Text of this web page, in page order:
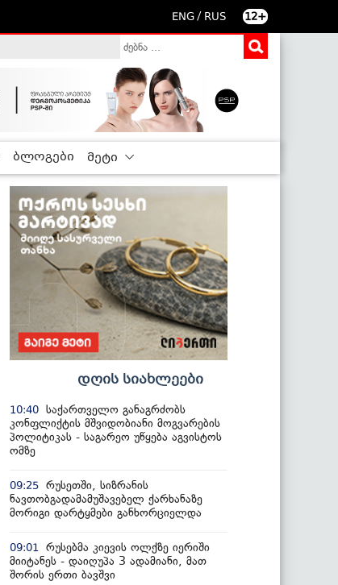
ENG / RUS 12+
ბლოგები მეტი
დღის სიახლეები
10:40 საქართველო განაგრძობს
კონფლიქტის მშვიდობიანი მოგვარების
პოლიტიკას - საგარეო უწყება აგვისტოს
ომზე
09:25 რუსეთში, სიზრანის
ნავთობგადამამუშავებელ ქარხანაზე
მორიგი დარტყმები განხორციელდა
09:01
რუსებმა კიევის ოლქზე იერიში
მიიტანეს - დაიღუპა 3 ადამიანი, მათ
შორის ერთი ბავშვი